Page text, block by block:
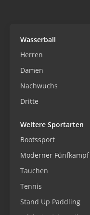
Wasserball
Herren
Damen
Nachwuchs
Dritte
Weitere Sportarten
Bootssport
Moderner Fünfkampf
Tauchen
Tennis
Stand Up Paddling